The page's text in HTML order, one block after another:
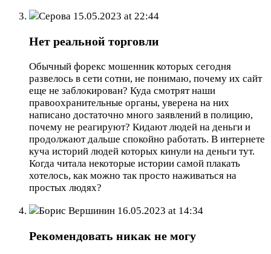
Серова 15.05.2023 at 22:44
Нет реальной торговли
Обычный форекс мошенник которых сегодня
развелось в сети сотни, не понимаю, почему их сайт
еще не заблокирован? Куда смотрят наши
правоохранительные органы, уверена на них
написано достаточно много заявлений в полицию,
почему не реагируют? Кидают людей на деньги и
продолжают дальше спокойно работать. В интернете
куча историй людей которых кинули на деньги тут.
Когда читала некоторые истории самой плакать
хотелось, как можно так просто наживаться на
простых людях?
Борис Вершинин 16.05.2023 at 14:34
Рекомендовать никак не могу